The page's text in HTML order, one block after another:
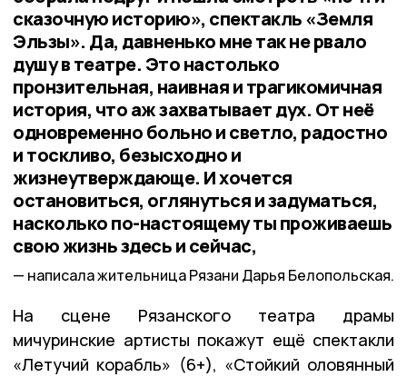
сказочную историю», спектакль «Земля
Эльзы». Да, давненько мне так не рвало
душу в театре. Это настолько
пронзительная, наивная и трагикомичная
история, что аж захватывает дух. От неё
одновременно больно и светло, радостно
и тоскливо, безысходно и
жизнеутверждающе. И хочется
остановиться, оглянуться и задуматься,
насколько по-настоящему ты проживаешь
свою жизнь здесь и сейчас,
написала жительница Рязани Дарья Белопольская.
На сцене Рязанского театра драмы
мичуринские артисты покажут ещё спектакли
«Летучий корабль» (6+), «Стойкий оловянный